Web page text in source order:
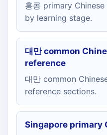
홍콩 primary
by learning stage.
대만 common
reference
대만 common
reference sections.
Singapore primary